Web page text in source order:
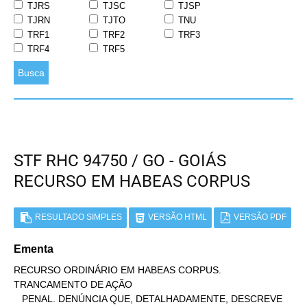
TJRS
TJSC
TJSP
TJRN
TJTO
TNU
TRF1
TRF2
TRF3
TRF4
TRF5
Busca
STF RHC 94750 / GO - GOIÁS
RECURSO EM HABEAS CORPUS
RESULTADO SIMPLES VERSÃO HTML VERSÃO PDF
Ementa
RECURSO ORDINÁRIO EM HABEAS CORPUS.
TRANCAMENTO DE AÇÃO